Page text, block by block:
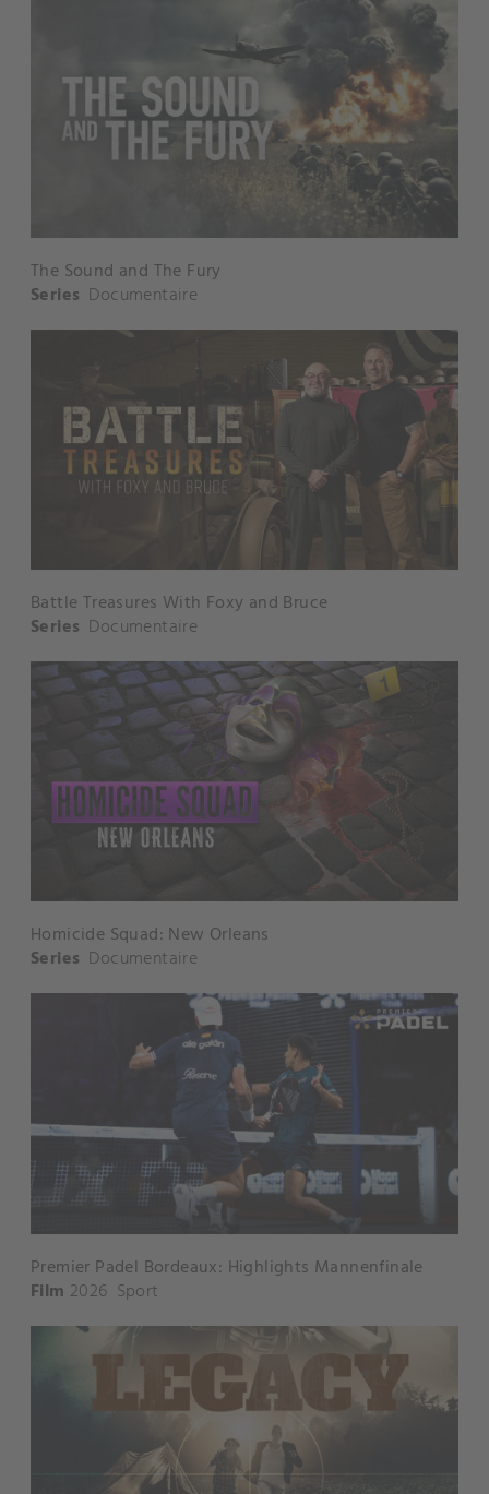
The Sound and The Fury
Series Documentaire
Battle Treasures With Foxy and Bruce
Series Documentaire
Homicide Squad: New Orleans
Series Documentaire
Premier Padel Bordeaux: Highlights Mannenfinale
Film 2026 Sport